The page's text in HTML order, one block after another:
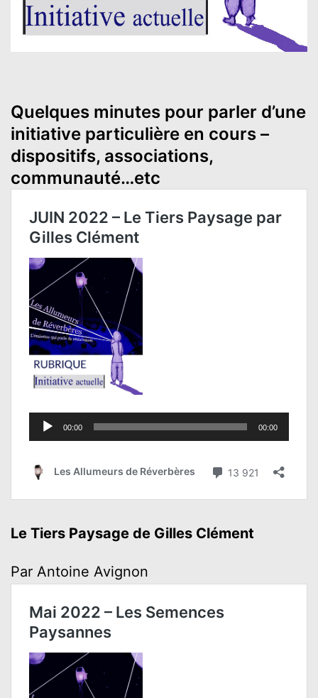
Quelques minutes pour parler d’une
initiative particulière en cours –
dispositifs, associations,
communauté…etc
Le Tiers Paysage de Gilles Clément
Par Antoine Avignon